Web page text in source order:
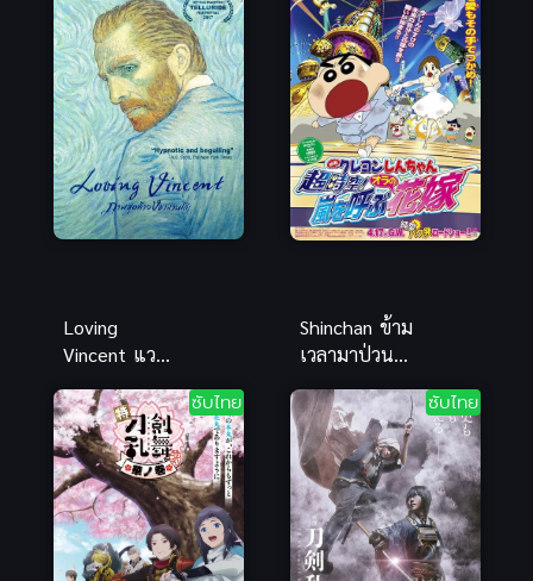
ดาบพิฆาตอสูร
ย่านเริงรมย์สุด
มัน
เคนรันบุ ซับ
ไทย อนิเมะ
ต่อสู้ดีมาก
Loving
Vincent แวน
สุดท้ายของ
แวนโก๊ะ ซับ
ไทย
แอนิเมชันสวย
สุด
Shinchan ข้าม
เวลามาป่วน
วี่ พากย์ไทย อ
นิเมะย้อนยุค
สุดซึ้ง
ซับไทย ซับไทย